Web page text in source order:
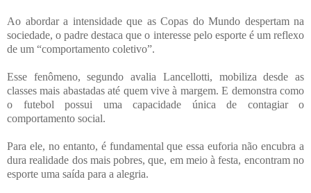
Ao abordar a intensidade que as Copas do Mundo despertam na
sociedade, o padre destaca que o interesse pelo esporte é um reflexo
de um “comportamento coletivo”.
Esse fenômeno, segundo avalia Lancellotti, mobiliza desde as
classes mais abastadas até quem vive à margem. E demonstra como
o futebol possui uma capacidade única de contagiar o
comportamento social.
Para ele, no entanto, é fundamental que essa euforia não encubra a
dura realidade dos mais pobres, que, em meio à festa, encontram no
esporte uma saída para a alegria.